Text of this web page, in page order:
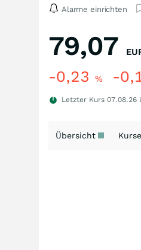
Alarme einrichten
79,07
-0,23 % -
Letzter Kurs 07.08.26
Übersicht